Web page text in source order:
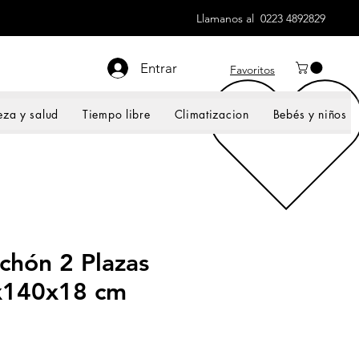
Llamanos al 0223 4892829
Entrar Favoritos
y salud Tiempo libre Climatizacion Bebés y niños
2 Plazas
cm